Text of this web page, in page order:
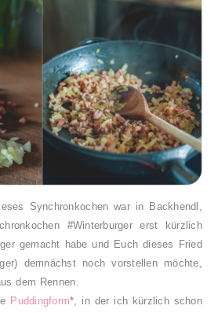
Synchronkochen war in Backhendl,
#Winterburger erst kürzlich
gemacht habe und Euch dieses Fried
demnächst noch vorstellen möchte,
dem Rennen.
Puddingform*, in der ich kürzlich schon